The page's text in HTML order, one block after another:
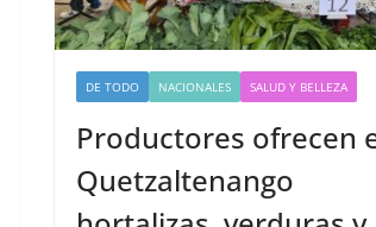
DE TODO NACIONALES SALUD Y BELLEZA
Productores ofrecen
Quetzaltenango